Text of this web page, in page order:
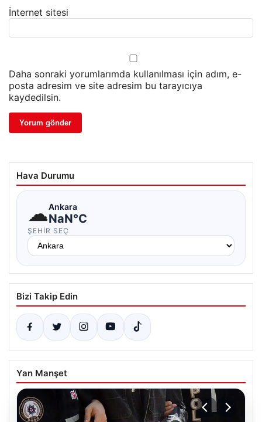
İnternet sitesi
Daha sonraki yorumlarımda kullanılması için adım, e-
posta adresim ve site adresim bu tarayıcıya
kaydedilsin.
Hava Durumu
☁Ankara
NaN°C
ŞEHIR SEÇ
Bizi Takip Edin
Yan Manşet